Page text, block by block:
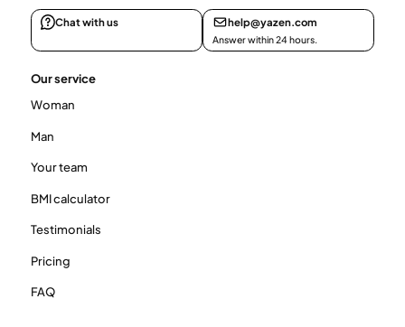
Chat with us help@yazen.com
Answer within 24 hours.
Our service
Woman
Man
Your team
BMI calculator
Testimonials
Pricing
FAQ